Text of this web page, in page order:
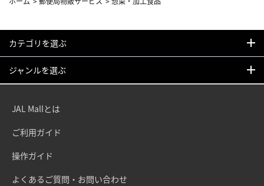
カテゴリを選ぶ
ジャンルを選ぶ
JAL Mallとは
ご利用ガイド
操作ガイド
よくあるご質問・お問い合わせ